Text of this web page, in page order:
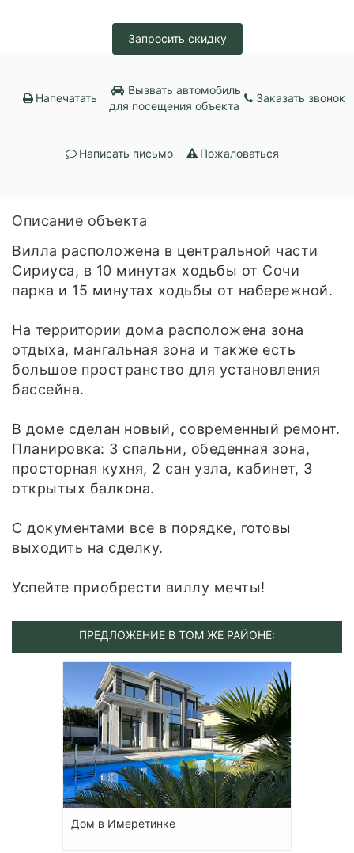
Запросить скидку
Напечатать
Вызвать автомобиль
для посещения объекта
Заказать звонок
Написать письмо Пожаловаться
Описание объекта
Вилла расположена в центральной части
Сириуса, в 10 минутах ходьбы от Сочи
парка и 15 минутах ходьбы от набережной.
На территории дома расположена зона
отдыха, мангальная зона и также есть
большое пространство для установления
бассейна.
В доме сделан новый, современный ремонт.
Планировка: 3 спальни, обеденная зона,
просторная кухня, 2 сан узла, кабинет, 3
открытых балкона.
С документами все в порядке, готовы
выходить на сделку.
Успейте приобрести виллу мечты!
ПРЕДЛОЖЕНИЕ В ТОМ ЖЕ РАЙОНЕ:
Дом в Имеретинке